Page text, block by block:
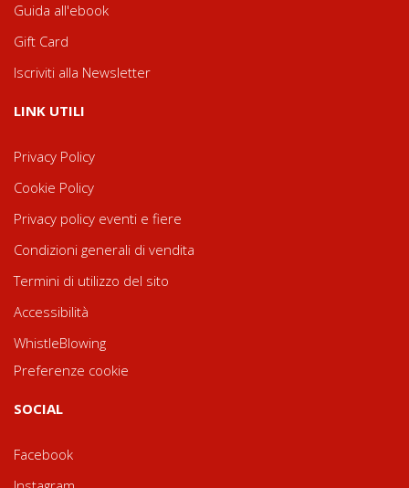
Guida all'ebook
Gift Card
Iscriviti alla Newsletter
LINK UTILI
Privacy Policy
Cookie Policy
Privacy policy eventi e fiere
Condizioni generali di vendita
Termini di utilizzo del sito
Accessibilità
WhistleBlowing
Preferenze cookie
SOCIAL
Facebook